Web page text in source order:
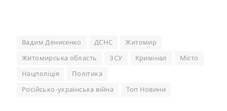
Вадим Денисенко ДСНС Житомир
Житомирська область ЗСУ Кримінал Місто
Нацполіція Політика
Російсько-українська війна Топ Новини